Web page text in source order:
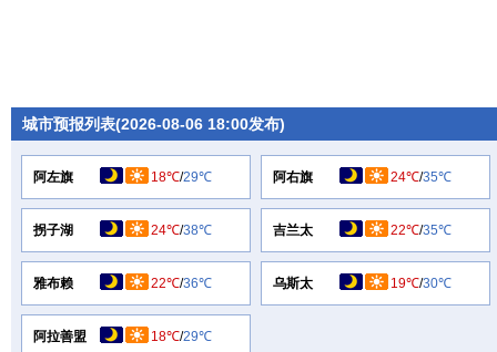
城市预报列表(2026-08-06 18:00发布)
阿左旗 18℃/29℃ 阿右旗 24℃/35℃
拐子湖 24℃/38℃ 吉兰太 22℃/35℃
雅布赖 22℃/36℃ 乌斯太 19℃/30℃
阿拉善盟 18℃/29℃